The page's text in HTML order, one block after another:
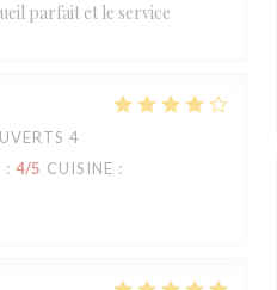
parfait et le service
4
: 4/5 CUISINE :